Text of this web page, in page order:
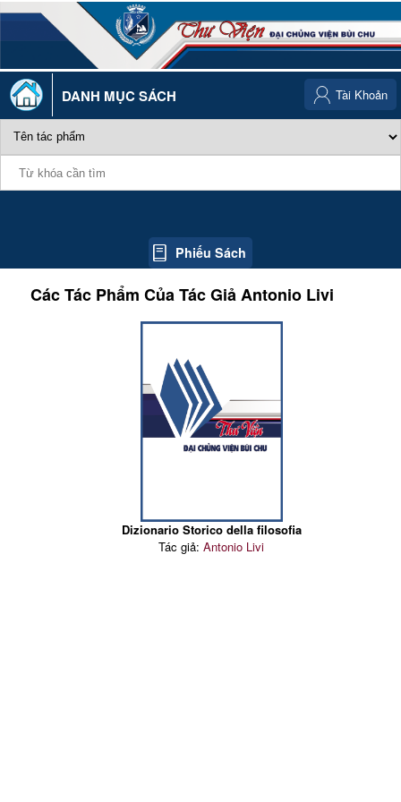
DANH MỤC SÁCH
Phiếu Sách
Tài Khoản
Các Tác Phẩm Của Tác GiảAntonio Livi
Dizionario Storico della filosofia
Tác giả:Antonio Livi